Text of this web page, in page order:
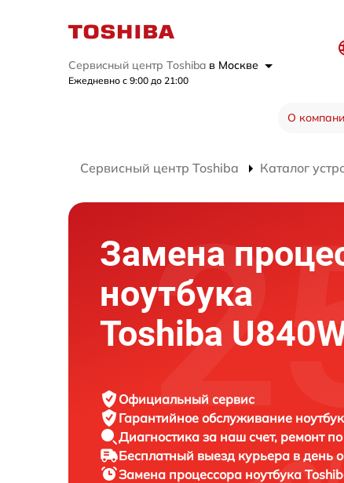
Сервисный центр Toshiba в Москве
Ежедневно с 9:00 до 21:00
О
Сервисный центр Toshiba Каталог
Замена
ноутбука
Toshiba
Официальный сервис
Гарантийное обслуживание
Диагностика за наш счет, ремонт
Бесплатный выезд курьера в день
Замена процессора ноутбука